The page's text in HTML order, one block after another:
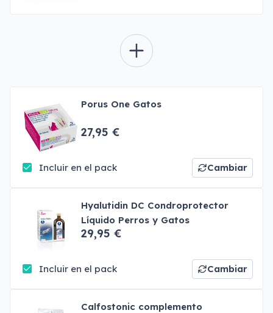
Porus One Gatos
27,95 €
Incluir en el pack Cambiar
Hyalutidin DC Condroprotector
Líquido Perros y Gatos
29,95 €
Incluir en el pack Cambiar
Calfostonic complemento